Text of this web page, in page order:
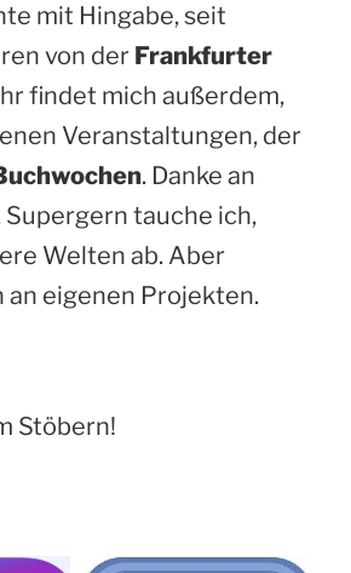
mit Hingabe, seit
von der Frankfurter
findet mich außerdem,
Veranstaltungen, der
. Danke an
Supergern tauche ich,
Welten ab. Aber
an eigenen Projekten.
Stöbern!